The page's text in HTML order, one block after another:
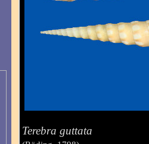
Terebra guttata